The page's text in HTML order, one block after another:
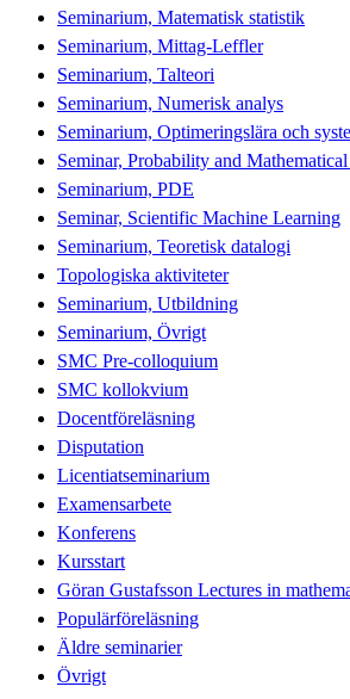
Seminarium, Matematisk statistik
Seminarium, Mittag-Leffler
Seminarium, Talteori
Seminarium, Numerisk analys
Seminarium, Optimeringslära och
Seminar, Probability and
Seminarium, PDE
Seminar, Scientific Machine Learning
Seminarium, Teoretisk datalogi
Topologiska aktiviteter
Seminarium, Utbildning
Seminarium, Övrigt
SMC Pre-colloquium
SMC kollokvium
Docentföreläsning
Disputation
Licentiatseminarium
Examensarbete
Konferens
Kursstart
Göran Gustafsson Lectures in
Populärföreläsning
Äldre seminarier
Övrigt